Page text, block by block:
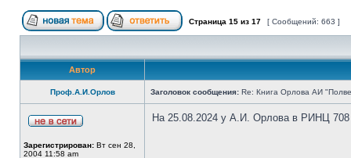
Страница 15 из 17 [ Сообщений: 663 ]
Автор
Проф.А.И.Орлов Заголовок сообщения: Re: Книга Орлова АИ
Зарегистрирован: Вт сен 28,
2004 11:58 am
На 25.08.2024 у А.И. Орлова в РИНЦ 708